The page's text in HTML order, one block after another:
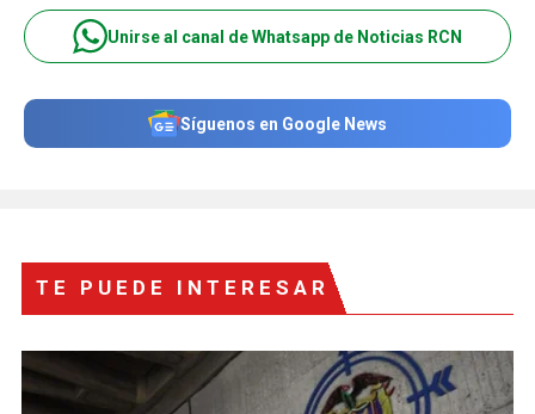
Unirse al canal de Whatsapp de Noticias RCN
Síguenos en Google News
TE PUEDE INTERESAR